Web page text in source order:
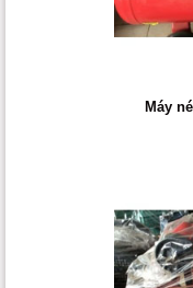
Máy